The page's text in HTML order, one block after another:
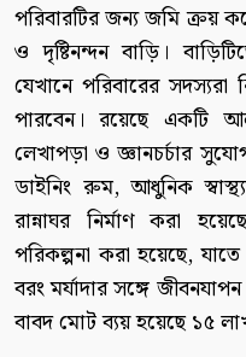
পরিবারটির জন্য জমি ক্রয়
ও দৃষ্টিনন্দন বাড়ি।
যেখানে পরিবারের সদস্যরা
পারবেন। রয়েছে একটি
লেখাপড়া ও জ্ঞানচর্চার
ডাইনিং রুম, আধুনিক
রান্নাঘর নির্মাণ করা
পরিকল্পনা করা হয়েছে,
বরং মর্যাদার সঙ্গে
বাবদ মোট ব্যয় হয়েছে ১৫